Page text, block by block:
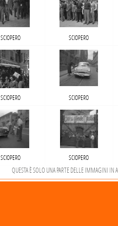
SCIOPERO SCIOPERO
SCIOPERO SCIOPERO
SCIOPERO SCIOPERO
QUESTA È SOLO UNA PARTE DELLE IMMAGINI